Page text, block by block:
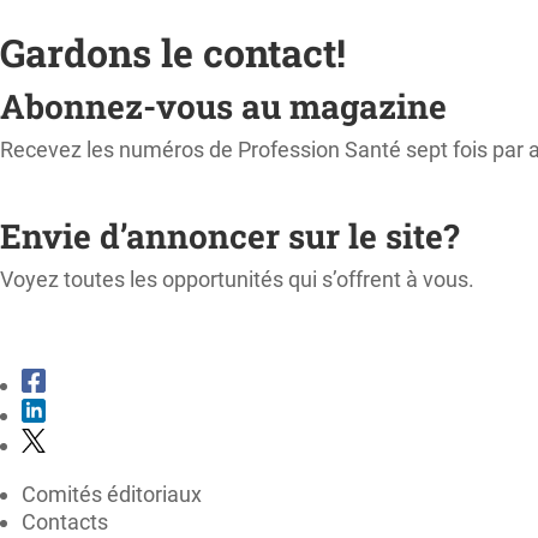
Gardons le contact!
Abonnez-vous au magazine
Recevez les numéros de Profession Santé sept fois par
Envie d’annoncer sur le site?
Voyez toutes les opportunités qui s’offrent à vous.
Comités éditoriaux
Contacts